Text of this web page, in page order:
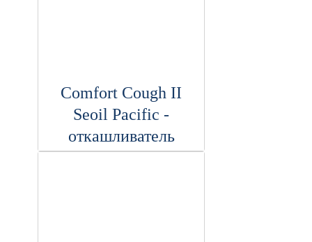
Comfort Cough II
Seoil Pacific -
откашливатель